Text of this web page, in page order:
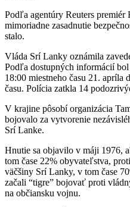
Podľa agentúry Reuters
mimoriadne zasadnutie
stalo.
Vláda Srí Lanky oznámila
Podľa dostupných informácií
18:00 miestneho času 21. apríla
času. Polícia zatkla 14
V krajine pôsobí organizácia
bojovalo za vytvorenie
Srí Lanke.
Hnutie sa objavilo v máji 1976,
tom čase 22% obyvateľstva,
väčšiny Srí Lanky, v tom čase
začali “tigre” bojovať proti
na občiansku vojnu.